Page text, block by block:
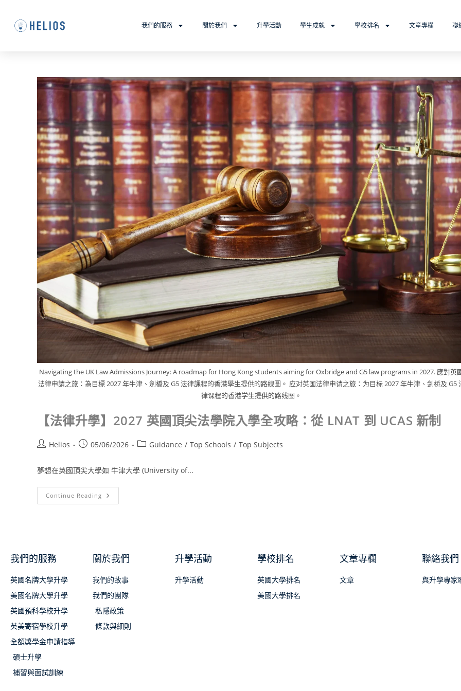
我們的服務 關於我們 升學活動 學生成就 學校排名 文章專欄 聯
Navigating the UK Law Admissions Journey: A roadmap for Hong Kong students aiming for Oxbridge and G5 law programs in 2027. 應對英
法律申請之旅：為目標 2027 年牛津、劍橋及 G5 法律課程的香港學生提供的路線圖。 应对英国法律申请之旅：为目标 2027 年牛津、剑桥及 G5
律课程的香港学生提供的路线图。
【法律升學】2027 英國頂尖法學院入學全攻略：從 LNAT 到 UCAS 新制
Helios 05/06/2026 Guidance / Top Schools / Top Subjects
夢想在英國頂尖大學如 牛津大學 (University of...
Continue Reading
我們的服務
英國名牌大學升學
美國名牌大學升學
英國預科學校升學
英美寄宿學校升學
全額獎學金申請指導
碩士升學
補習與面試訓練
關於我們
我們的故事
我們的團隊
私隱政策
條款與細則
升學活動
升學活動
學校排名
英國大學排名
美國大學排名
文章專欄
文章
聯絡我們
與升學專家